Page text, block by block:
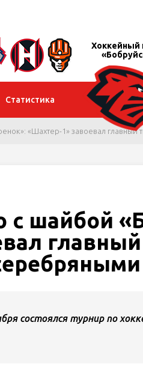
Хоккейный
Статистика
«Шахтер-1» завоевал главный
с шайбой
состоялся турнир по